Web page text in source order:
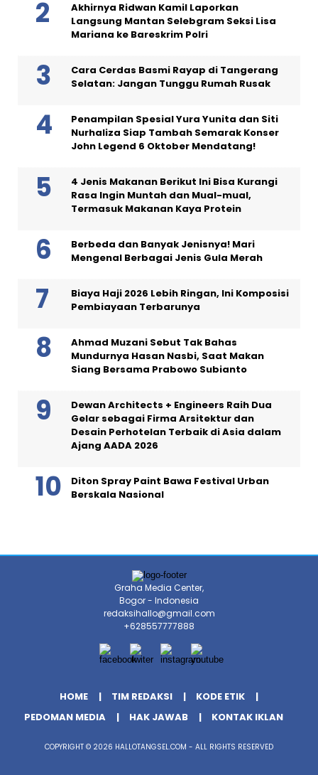
Akhirnya Ridwan Kamil Laporkan
Langsung Mantan Selebgram Seksi Lisa
Mariana ke Bareskrim Polri
Cara Cerdas Basmi Rayap di Tangerang
Selatan: Jangan Tunggu Rumah Rusak
Penampilan Spesial Yura Yunita dan Siti
Nurhaliza Siap Tambah Semarak Konser
John Legend 6 Oktober Mendatang!
4 Jenis Makanan Berikut Ini Bisa Kurangi
Rasa Ingin Muntah dan Mual-mual,
Termasuk Makanan Kaya Protein
Berbeda dan Banyak Jenisnya! Mari
Mengenal Berbagai Jenis Gula Merah
Biaya Haji 2026 Lebih Ringan, Ini Komposisi
Pembiayaan Terbarunya
Ahmad Muzani Sebut Tak Bahas
Mundurnya Hasan Nasbi, Saat Makan
Siang Bersama Prabowo Subianto
Dewan Architects + Engineers Raih Dua
Gelar sebagai Firma Arsitektur dan
Desain Perhotelan Terbaik di Asia dalam
Ajang AADA 2026
Diton Spray Paint Bawa Festival Urban
Berskala Nasional
Graha Media Center,
Bogor - Indonesia
redaksihallo@gmail.com
+628557777888
HOME TIM REDAKSI
KODE ETIK
PEDOMAN MEDIA
HAK JAWAB KONTAK IKLAN
COPYRIGHT © 2026 HALLOTANGSEL.COM - ALL RIGHTS RESERVED